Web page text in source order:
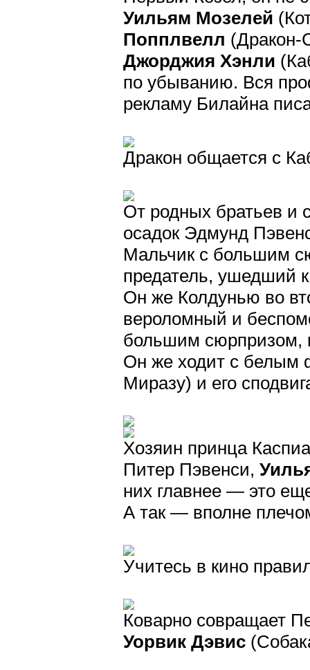
Уильям Мозелей
Попплвелл (Дракон-
Джорджия Хэнли
по убыванию. Вся
рекламу Билайна
Дракон общается с
От родных братьев и
осадок Эдмунд
Мальчик с большим
предатель, ушедший
Он же Колдунью во
вероломный и
большим сюрпризом,
Он же ходит с белым
Миразу) и его
Хозяин принца
Питер Пэвенси,
них главнее — это
А так — вполне
Учитесь в кино
Коварно совращает
Уорвик Дэвис